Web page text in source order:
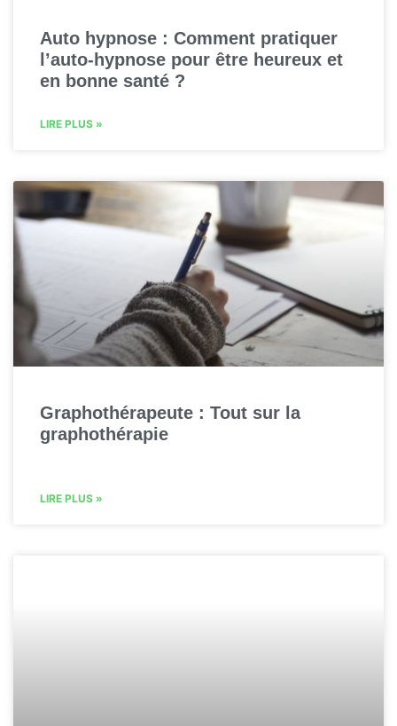
Auto hypnose : Comment pratiquer
l’auto-hypnose pour être heureux et
en bonne santé ?
LIRE PLUS »
Graphothérapeute : Tout sur la
graphothérapie
LIRE PLUS »